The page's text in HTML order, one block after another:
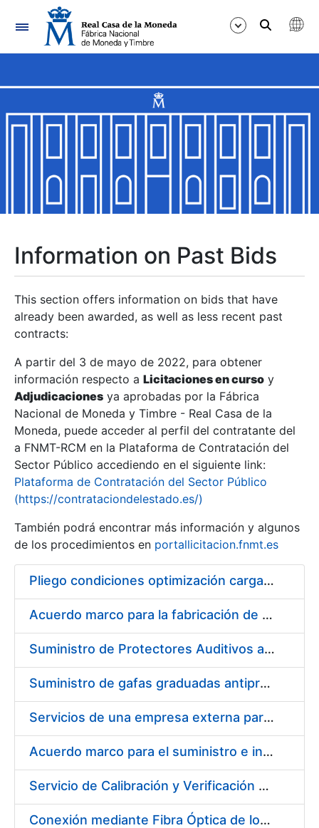
Navigation
Show/Hide
Show/Hide
Show/Hide
Show/Hide
Show/Hide
Show/Hide
Information on Past Bids
This section offers information on bids that have
already been awarded, as well as less recent past
contracts:
A partir del 3 de mayo de 2022, para obtener
información respecto a Licitaciones en curso y
Adjudicaciones ya aprobadas por la Fábrica
Nacional de Moneda y Timbre - Real Casa de la
Moneda, puede acceder al perfil del contratante del
a FNMT-RCM en la Plataforma de Contratación del
Sector Público accediendo en el siguiente link:
Plataforma de Contratación del Sector Público
(https://contrataciondelestado.es/)
También podrá encontrar más información y algunos
de los procedimientos en portallicitacion.fnmt.es
Pliego condiciones optimización cargas compras firmado
Acuerdo marco para la fabricación de piezas
Suministro de Protectores Auditivos a medida para las personas trabajadoras de los Centros de Trabajo de Madrid y Burgos
Suministro de gafas graduadas antiproyecciones para los trabajadores de la FNMT-RCM en los centros de trabajo de Madrid y Burgos
Servicios de una empresa externa para el asesoramiento y resolución de los recursos de alzada que se presentan relacionados con procesos de selección para la FNMT-RCM
Acuerdo marco para el suministro e instalación de persianas, estores y otros complementos
Servicio de Calibración y Verificación Externa de los Equipos de Medición del Servicio de Prevención de la FNMT-RCM
Conexión mediante Fibra Óptica de los Centros de Proceso de Datos (CPDs) de las sedes de la FNMT-RCM de Burgos y Madrid